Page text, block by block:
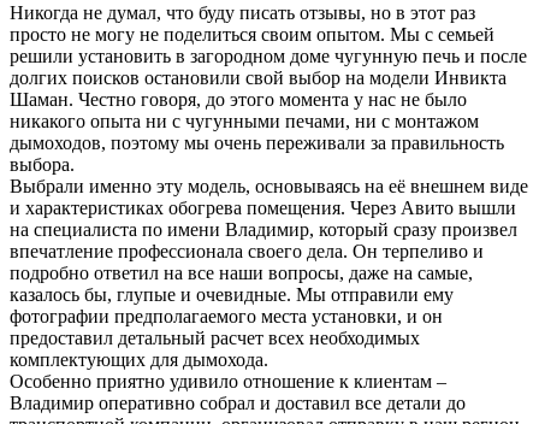
Никогда не думал, что буду писать отзывы, но в этот раз
просто не могу не поделиться своим опытом. Мы с семьей
решили установить в загородном доме чугунную печь и после
долгих поисков остановили свой выбор на модели Инвикта
Шаман. Честно говоря, до этого момента у нас не было
никакого опыта ни с чугунными печами, ни с монтажом
дымоходов, поэтому мы очень переживали за правильность
выбора.
Выбрали именно эту модель, основываясь на её внешнем виде
и характеристиках обогрева помещения. Через Авито вышли
на специалиста по имени Владимир, который сразу произвел
впечатление профессионала своего дела. Он терпеливо и
подробно ответил на все наши вопросы, даже на самые,
казалось бы, глупые и очевидные. Мы отправили ему
фотографии предполагаемого места установки, и он
предоставил детальный расчет всех необходимых
комплектующих для дымохода.
Особенно приятно удивило отношение к клиентам –
Владимир оперативно собрал и доставил все детали до